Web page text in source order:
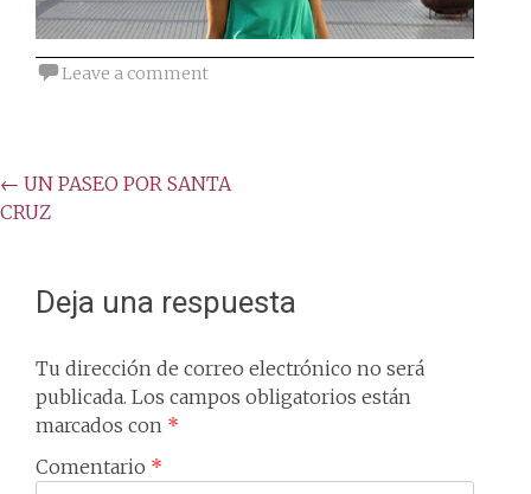
Leave a comment
Post
navigation
← UN PASEO POR SANTA
CRUZ
Deja una respuesta
Tu dirección de correo electrónico no será
publicada. Los campos obligatorios están
marcados con *
Comentario *